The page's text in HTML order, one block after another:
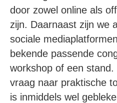
door zowel online als
zijn. Daarnaast zijn we
sociale
bekende passende
workshop of een
vraag naar praktische
is inmiddels wel